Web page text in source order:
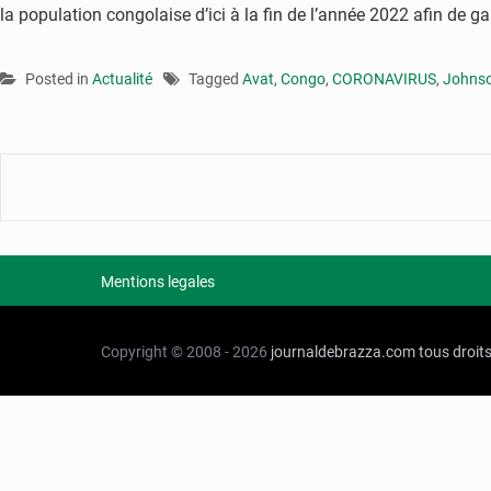
la population congolaise d’ici à la fin de l’année 2022 afin de
Posted in Actualité Tagged Avat, Congo, CORONAVIRUS,
Mentions legales
Copyright © 2008 - 2026 journaldebrazza.comtous